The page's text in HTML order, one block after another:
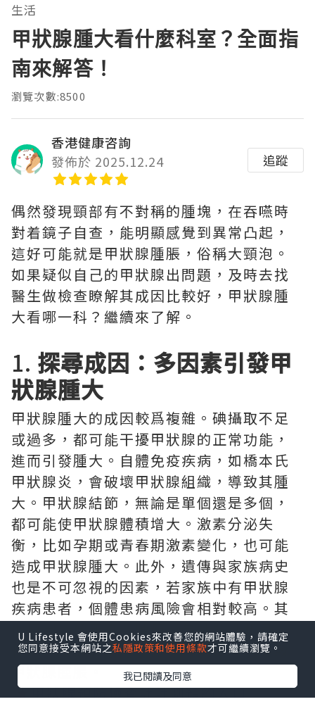
生活
甲狀腺腫大看什麼科室？全面指
南來解答！
瀏覽次數:8500
香港健康咨詢
發佈於 2025.12.24
追蹤
偶然發現頸部有不對稱的腫塊，在吞嚥時
對着鏡子自查，能明顯感覺到異常凸起，
這好可能就是甲狀腺腫脹，俗稱大頸泡。
如果疑似自己的甲狀腺出問題，及時去找
醫生做檢查瞭解其成因比較好，甲狀腺腫
大看哪一科？繼續來了解。
1. 探尋成因：多因素引發甲
狀腺腫大
甲狀腺腫大的成因較爲複雜。碘攝取不足
或過多，都可能干擾甲狀腺的正常功能，
進而引發腫大。自體免疫疾病，如橋本氏
甲狀腺炎，會破壞甲狀腺組織，導致其腫
大。甲狀腺結節，無論是單個還是多個，
都可能使甲狀腺體積增大。激素分泌失
衡，比如孕期或青春期激素變化，也可能
造成甲狀腺腫大。此外，遺傳與家族病史
也是不可忽視的因素，若家族中有甲狀腺
疾病患者，個體患病風險會相對較高。其
他原因，像感染、腫瘤（包括惡性和良
性）、頸部放射線暴露等，同樣可能導致
甲狀腺腫脹。
★甲狀腺預防檢查計計劃預約入口
U Lifestyle 會使用Cookies來改善您的網站體驗，請確定
您同意接受本網站之私隱政策和使用條款才可繼續瀏覽。
我已閱讀及同意